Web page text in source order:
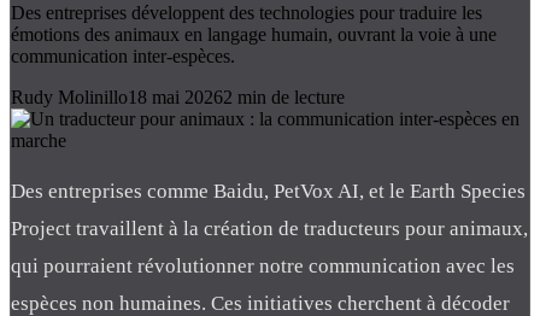
Des entreprises développent des technologies pour traduire les
émotions des animaux en langage humain, ouvrant la voie à une
communication inter-espèces.
Rudy Molinillo18 mai 20262 min de lecture
Des entreprises comme Baidu, PetVox AI, et le Earth Species
Project travaillent à la création de traducteurs pour animaux,
qui pourraient révolutionner notre communication avec les
espèces non humaines. Ces initiatives cherchent à décoder